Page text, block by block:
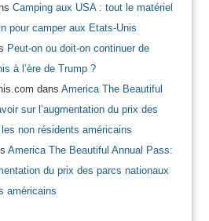
Camping aux USA : tout le matériel
pour camper aux Etats-Unis
Peut-on ou doit-on continuer de
à l’ère de Trump ?
dans America The Beautiful
sur l’augmentation du prix des
non résidents américains
America The Beautiful Annual Pass:
du prix des parcs nationaux
américains